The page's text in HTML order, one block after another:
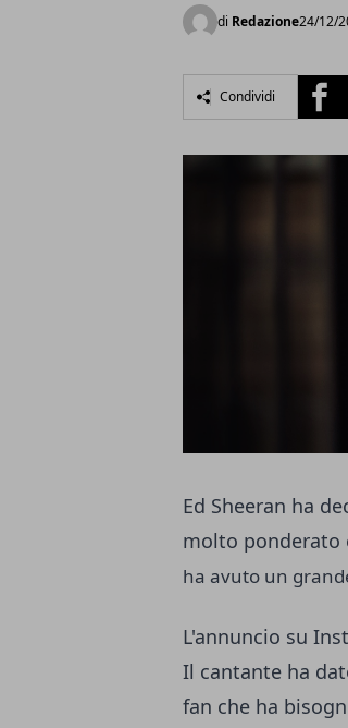
di Redazione24/12/
Condividi
Ed Sheeran ha
molto ponderato
ha avuto un
L'annuncio su
Il cantante ha
fan che ha